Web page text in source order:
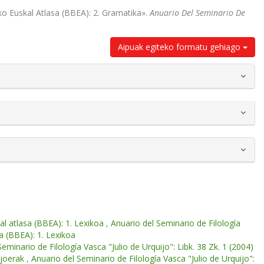
Euskal Atlasa (BBEA): 2. Gramatika».Anuario Del Seminario De
Aipuak egiteko formatu gehiago
atlasa (BBEA): 1. Lexikoa , Anuario del Seminario de Filología
(BBEA): 1. Lexikoa
de Filología Vasca "Julio de Urquijo": Libk. 38 Zk. 1 (2004)
, Anuario del Seminario de Filología Vasca "Julio de Urquijo":